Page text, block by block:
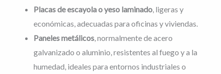
Placas de escayola o yeso laminado , ligeras y
económicas, adecuadas para oficinas y viviendas.
Paneles metálicos , normalmente de acero
galvanizado o aluminio, resistentes al fuego y a la
humedad, ideales para entornos industriales o